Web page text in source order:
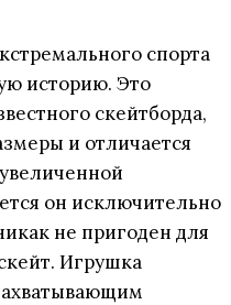
спорта
историю. Это
скейтборда,
и отличается
он исключительно
не пригоден для
Игрушка